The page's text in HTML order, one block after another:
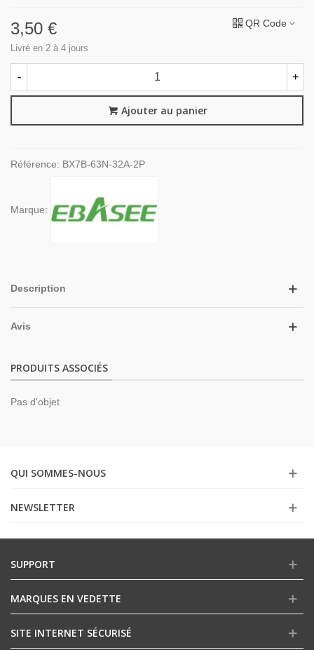
3,50 €
Livré en 2 à 4 jours
QR Code
- +
Ajouter au panier
Référence: BX7B-63N-32A-2P
Marque:
Description
Avis
PRODUITS ASSOCIÉS
Pas d'objet
QUI SOMMES-NOUS
NEWSLETTER
SUPPORT
MARQUES EN VEDETTE
SITE INTERNET SÉCURISÉ